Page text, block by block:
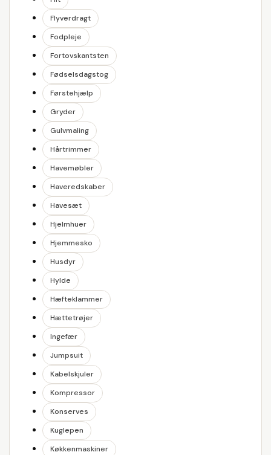
Flyverdragt
Fodpleje
Fortovskantsten
Fødselsdagstog
Førstehjælp
Gryder
Gulvmaling
Hårtrimmer
Havemøbler
Haveredskaber
Havesæt
Hjelmhuer
Hjemmesko
Husdyr
Hylde
Hæfteklammer
Hættetrøjer
Ingefær
Jumpsuit
Kabelskjuler
Kompressor
Konserves
Kuglepen
Køkkenmaskiner